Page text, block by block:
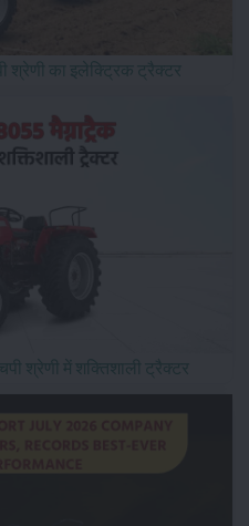
का इलेक्ट्रिक ट्रैक्टर
श्रेणी में शक्तिशाली ट्रैक्टर